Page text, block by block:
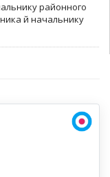
районного
й начальнику